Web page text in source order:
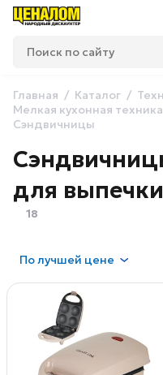
Главная Каталог
Мелкая кухонная техника
Сэндвичницы
для выпечки
18
Получшей цене